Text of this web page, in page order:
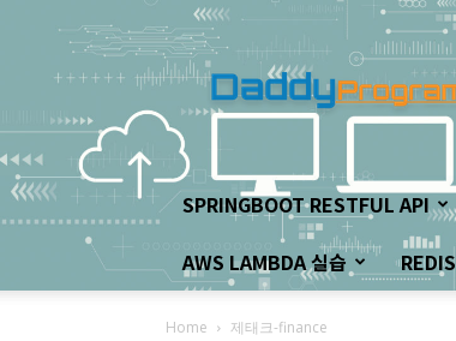
아
프
로
머
의
좌
충
우
SPRINGBOOT RESTFUL API
AWS LAMBDA 실습
REDIS
Home 제태크-finance